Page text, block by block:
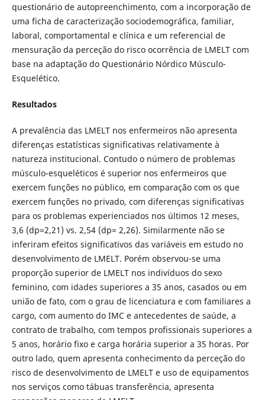
questionário de autopreenchimento, com a incorporação de
uma ficha de caracterização sociodemográfica, familiar,
laboral, comportamental e clínica e um referencial de
mensuração da perceção do risco ocorrência de LMELT com
base na adaptação do Questionário Nórdico Músculo-
Esquelético.
Resultados
A prevalência das LMELT nos enfermeiros não apresenta
diferenças estatísticas significativas relativamente à
natureza institucional. Contudo o número de problemas
músculo-esqueléticos é superior nos enfermeiros que
exercem funções no público, em comparação com os que
exercem funções no privado, com diferenças significativas
para os problemas experienciados nos últimos 12 meses,
3,6 (dp=2,21) vs. 2,54 (dp= 2,26). Similarmente não se
inferiram efeitos significativos das variáveis em estudo no
desenvolvimento de LMELT. Porém observou-se uma
proporção superior de LMELT nos indivíduos do sexo
feminino, com idades superiores a 35 anos, casados ou em
união de fato, com o grau de licenciatura e com familiares a
cargo, com aumento do IMC e antecedentes de saúde, a
contrato de trabalho, com tempos profissionais superiores a
5 anos, horário fixo e carga horária superior a 35 horas. Por
outro lado, quem apresenta conhecimento da perceção do
risco de desenvolvimento de LMELT e uso de equipamentos
nos serviços como tábuas transferência, apresenta